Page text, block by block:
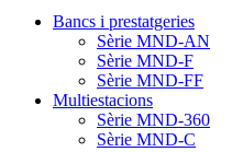
Bancs i prestatgeries
Sèrie MND-AN
Sèrie MND-F
Sèrie MND-FF
Multiestacions
Sèrie MND-360
Sèrie MND-C